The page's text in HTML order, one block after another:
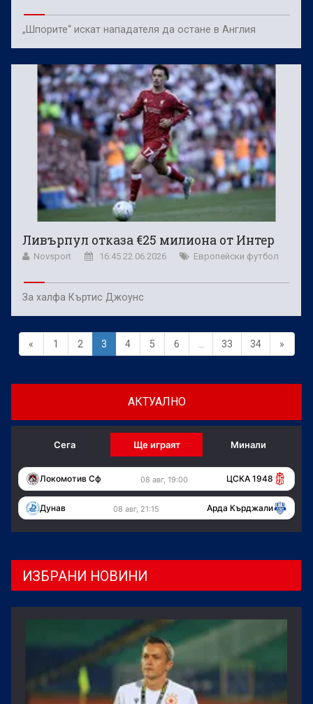
„Шпорите“ искат нападателя да остане в Англия
Ливърпул отказа €25 милиона от Интер
Novsport 16:45 22.06.2026 Европейски футбол
За халфа Къртис Джоунс
« 1 2 3 4 5 6 33 34 »
АКТУАЛНО
Сега Ще играят Минали
Локомотив Сф 08 авг, 19:00 ЦСКА 1948
Дунав 08 авг, 21:15 Арда Кърджали
ИЗБРАНИ НОВИНИ